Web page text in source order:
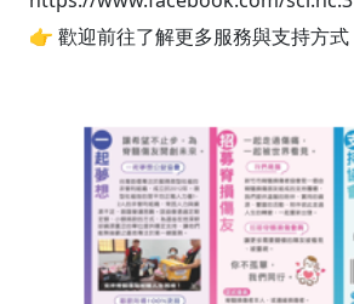
👉 歡迎前往了解更多服務與支持方式